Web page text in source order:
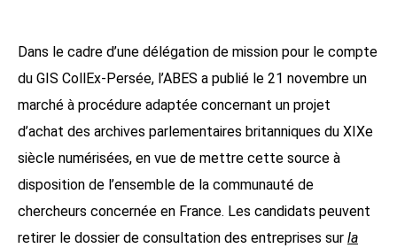
Dans le cadre d’une délégation de mission pour le compte
du GIS CollEx-Persée, l’ABES a publié le 21 novembre un
marché à procédure adaptée concernant un projet
d’achat des archives parlementaires britanniques du XIXe
siècle numérisées, en vue de mettre cette source à
disposition de l’ensemble de la communauté de
chercheurs concernée en France. Les candidats peuvent
retirer le dossier de consultation des entreprises sur la